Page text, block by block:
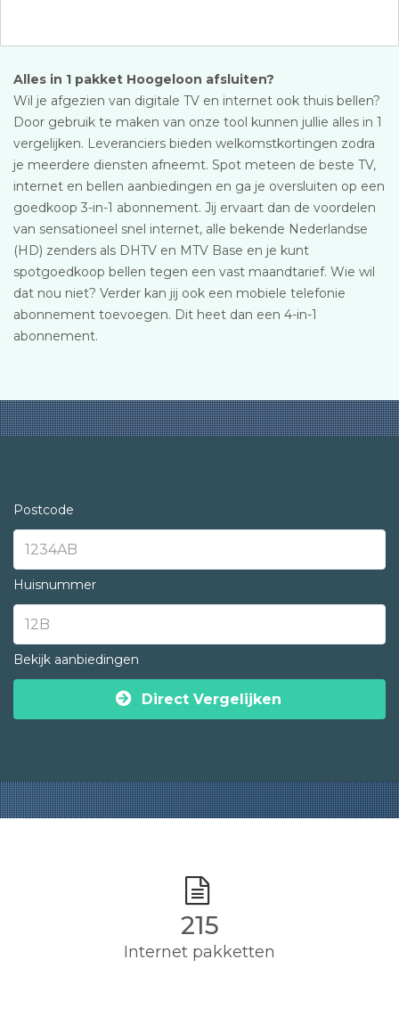
Alles in 1 pakket Hoogeloon afsluiten?
Wil je afgezien van digitale TV en internet ook thuis bellen?
Door gebruik te maken van onze tool kunnen jullie alles in 1
vergelijken. Leveranciers bieden welkomstkortingen zodra
je meerdere diensten afneemt. Spot meteen de beste TV,
internet en bellen aanbiedingen en ga je oversluiten op een
goedkoop 3-in-1 abonnement. Jij ervaart dan de voordelen
van sensationeel snel internet, alle bekende Nederlandse
(HD) zenders als DHTV en MTV Base en je kunt
spotgoedkoop bellen tegen een vast maandtarief. Wie wil
dat nou niet? Verder kan jij ook een mobiele telefonie
abonnement toevoegen. Dit heet dan een 4-in-1
abonnement.
Postcode
Huisnummer
Bekijk aanbiedingen
Direct Vergelijken
215
Internet pakketten